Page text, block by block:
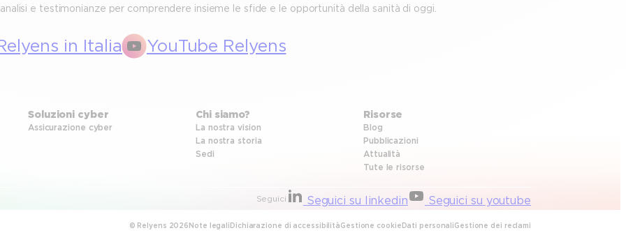
e testimonianze per comprendere insieme le sfide e le opportunità della sanità di oggi.
in Italia YouTube Relyens
Soluzioni cyber
Assicurazione cyber
Chi siamo?
La nostra vision
La nostra storia
Sedi
Risorse
Blog
Pubblicazioni
Attualità
Tute le risorse
Seguici Seguici su linkedin Seguici su youtube
© Relyens 2026 Note legali Dichiarazione di accessibilitàGestione cookie Dati personaliGestione dei reclami